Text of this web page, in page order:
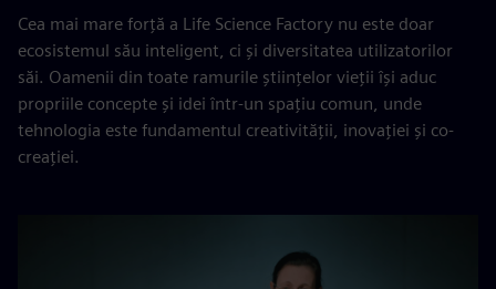
Cea mai mare forță a Life Science Factory nu este doar
ecosistemul său inteligent, ci și diversitatea utilizatorilor
săi. Oamenii din toate ramurile științelor vieții își aduc
propriile concepte și idei într-un spațiu comun, unde
tehnologia este fundamentul creativității, inovației și co-
creației.